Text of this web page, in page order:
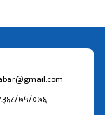
७५/०७६